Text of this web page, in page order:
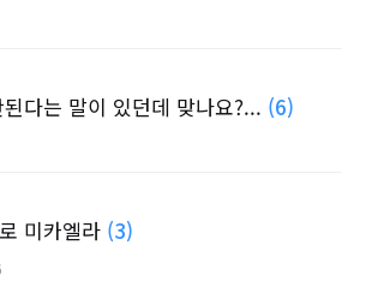
다는 말이 있던데 맞나요?... (6)
미카엘라 (3)